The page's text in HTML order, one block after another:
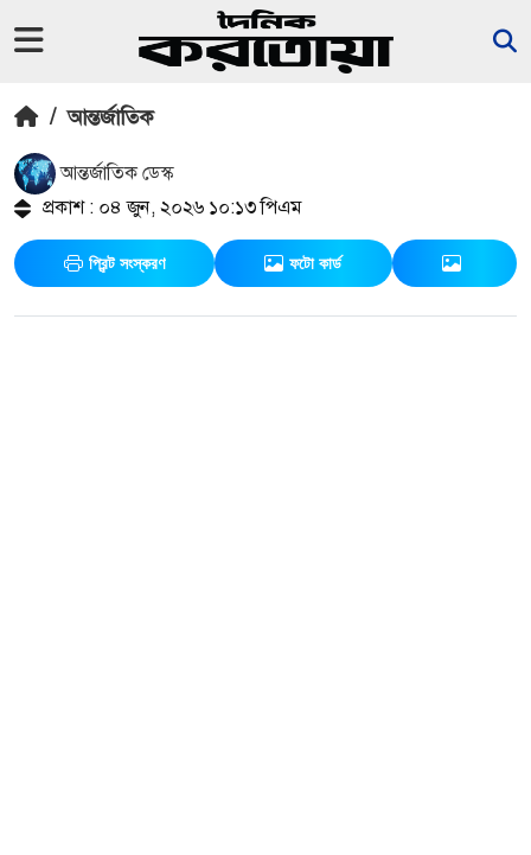
/ আন্তর্জাতিক
আন্তর্জাতিক ডেস্ক
প্রকাশ : ০৪ জুন, ২০২৬ ১০:১৩ পিএম
প্রিন্ট সংস্করণ ফটো কার্ড